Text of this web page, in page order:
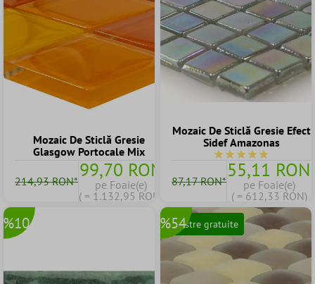
Mozaic De Sticlă Gresie
Glasgow Portocale Mix
214,93 RON*99,70 RON
pe Foaie(e)
( = 1.132,95 RON)
Mozaic De Sticlă Gresie Efect
Sidef Amazonas
Durchschnittliche
87,17 RON*55,11 RON
pe Foaie(e)
( = 612,33 RON)
%10 Mostre gratuite
%54